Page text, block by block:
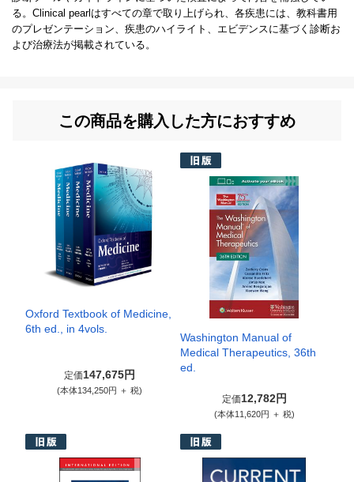
る。Clinical pearlはすべての章で取り上げられ、各疾患には、教科書用
のプレゼンテーション、疾患のハイライト、エビデンスに基づく診断お
よび治療法が掲載されている。
この商品を購入した方におすすめ
Oxford Textbook of Medicine,
6th ed., in 4vols.
定価147,675円
(本体134,250円 ＋ 税)
Washington Manual of
Medical Therapeutics, 36th
ed.
定価12,782円
(本体11,620円 ＋ 税)